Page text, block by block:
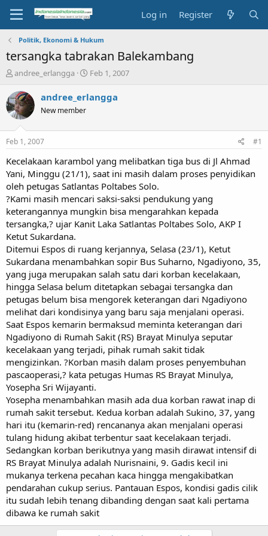
Log in Register
Politik, Ekonomi & Hukum
tersangka tabrakan Balekambang
T
r
e
a
s
t
a
t
e
r
andree_erlangga
S
a
e
Feb 1, 2007
andree_erlangga
New member
Feb 1, 2007 #1
Kecelakaan karambol yang melibatkan tiga bus di Jl Ahmad
Yani, Minggu (21/1), saat ini masih dalam proses penyidikan
oleh petugas Satlantas Poltabes Solo.
?Kami masih mencari saksi-saksi pendukung yang
keterangannya mungkin bisa mengarahkan kepada
tersangka,? ujar Kanit Laka Satlantas Poltabes Solo, AKP I
Ketut Sukardana.
Ditemui Espos di ruang kerjannya, Selasa (23/1), Ketut
Sukardana menambahkan sopir Bus Suharno, Ngadiyono, 35,
yang juga merupakan salah satu dari korban kecelakaan,
hingga Selasa belum ditetapkan sebagai tersangka dan
petugas belum bisa mengorek keterangan dari Ngadiyono
melihat dari kondisinya yang baru saja menjalani operasi.
Saat Espos kemarin bermaksud meminta keterangan dari
Ngadiyono di Rumah Sakit (RS) Brayat Minulya seputar
kecelakaan yang terjadi, pihak rumah sakit tidak
mengizinkan. ?Korban masih dalam proses penyembuhan
pascaoperasi,? kata petugas Humas RS Brayat Minulya,
Yosepha Sri Wijayanti.
Yosepha menambahkan masih ada dua korban rawat inap di
rumah sakit tersebut. Kedua korban adalah Sukino, 37, yang
hari itu (kemarin-red) rencananya akan menjalani operasi
tulang hidung akibat terbentur saat kecelakaan terjadi.
Sedangkan korban berikutnya yang masih dirawat intensif di
RS Brayat Minulya adalah Nurisnaini, 9. Gadis kecil ini
mukanya terkena pecahan kaca hingga mengakibatkan
pendarahan cukup serius. Pantauan Espos, kondisi gadis cilik
itu sudah lebih tenang dibanding dengan saat kali pertama
dibawa ke rumah sakit